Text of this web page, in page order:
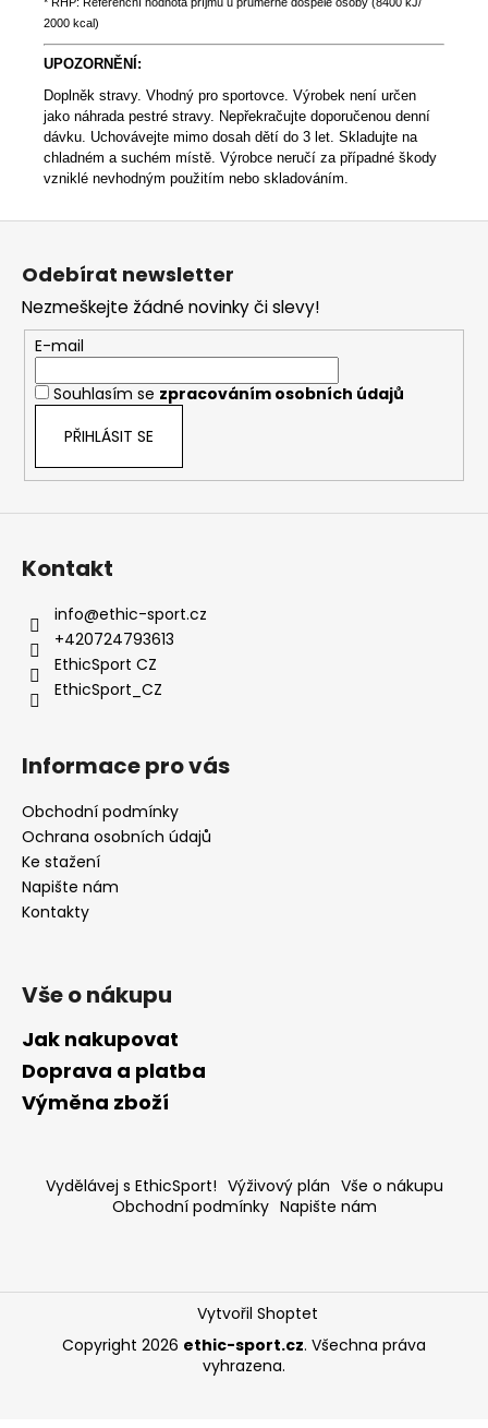
2000 kcal)
UPOZORNĚNÍ:
Doplněk stravy. Vhodný pro sportovce. Výrobek není určen
jako náhrada pestré stravy. Nepřekračujte doporučenou denní
dávku. Uchovávejte mimo dosah dětí do 3 let. Skladujte na
chladném a suchém místě. Výrobce neručí za případné škody
vzniklé nevhodným použitím nebo skladováním.
Odebírat newsletter
Nezmeškejte žádné novinky či slevy!
E-mail
Souhlasím se zpracováním osobních údajů
PŘIHLÁSIT SE
Kontakt
info@ethic-sport.cz
+420724793613
EthicSport CZ
EthicSport_CZ
Informace pro vás
Obchodní podmínky
Ochrana osobních údajů
Ke stažení
Napište nám
Kontakty
Vše o nákupu
Jak nakupovat
Doprava a platba
Výměna zboží
Vydělávej s EthicSport! Výživový plán Vše o nákupu
Obchodní podmínky Napište nám
Vytvořil Shoptet
Copyright 2026 ethic-sport.cz. Všechna práva
vyhrazena.